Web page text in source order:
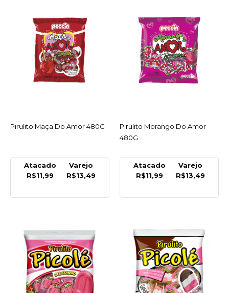
Pirulito Fantasy Festa
Tutti Frutti 600Gr Peccin
- Pacote
INDISPONÍVEL
R$14,69
INDISPONÍVEL
LISTA DE DESEJO
Pacote
R$7,49
COMPRAR
ACESSAR
Pirulito Maça Do Amor 480G
Atacado
R$11,99
Varejo
R$13,49
ACESSAR
Pirulito Morango Do Amor
480G
Atacado
R$11,99
Varejo
R$13,49